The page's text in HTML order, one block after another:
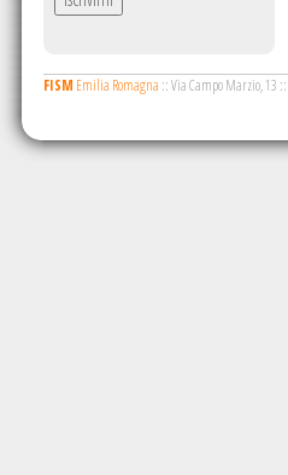
FISM Emilia Romagna ::Via Campo Marzio, 13 ::